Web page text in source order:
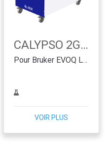
CALYPSO 2G.BR
Pour Bruker EVOQ LC-TQ - Membrane
VOIR PLUS